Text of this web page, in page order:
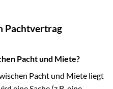
Pachtvertrag
Pacht und Miete?
Pacht und Miete liegt